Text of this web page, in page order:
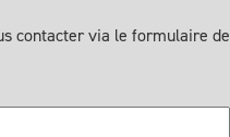
contacter via le formulaire de